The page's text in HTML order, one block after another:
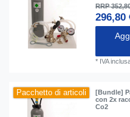
RRP
296,80
* IVA
Pacchetto di articoli
[Bundle]
con 2x
Co2